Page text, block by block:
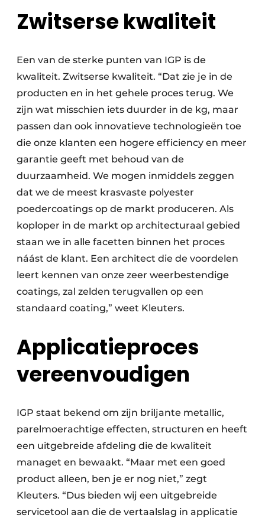
Zwitserse kwaliteit
Een van de sterke punten van IGP is de
kwaliteit. Zwitserse kwaliteit. “Dat zie je in de
producten en in het gehele proces terug. We
zijn wat misschien iets duurder in de kg, maar
passen dan ook innovatieve technologieën toe
die onze klanten een hogere efficiency en meer
garantie geeft met behoud van de
duurzaamheid. We mogen inmiddels zeggen
dat we de meest krasvaste polyester
poedercoatings op de markt produceren. Als
koploper in de markt op architecturaal gebied
staan we in alle facetten binnen het proces
náást de klant. Een architect die de voordelen
leert kennen van onze zeer weerbestendige
coatings, zal zelden terugvallen op een
standaard coating,” weet Kleuters.
Applicatieproces
vereenvoudigen
IGP staat bekend om zijn briljante metallic,
parelmoerachtige effecten, structuren en heeft
een uitgebreide afdeling die de kwaliteit
managet en bewaakt. “Maar met een goed
product alleen, ben je er nog niet,” zegt
Kleuters. “Dus bieden wij een uitgebreide
servicetool aan die de vertaalslag in applicatie